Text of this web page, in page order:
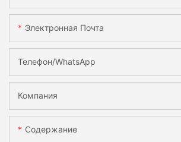
Электронная Почта
Телефон/WhatsApp
Компания
Содержание